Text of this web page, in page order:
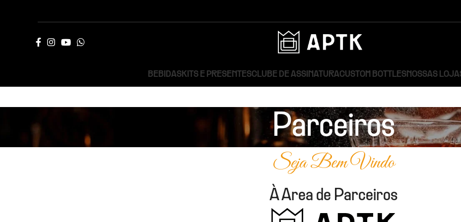
BEBIDASKITS E PRESENTESCLUBE DE ASSINATURACUSTOM BOTTLESNOSSAS
Parceiros
Seja Bem Vindo
À Area de Parceiros